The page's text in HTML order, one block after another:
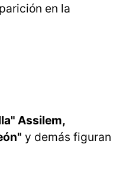
en la
Assilem,
y demás figuran